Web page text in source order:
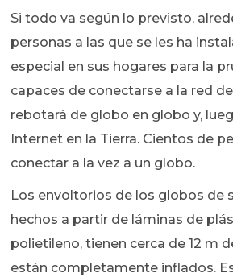
Si todo va según lo previsto,
personas a las que se les ha
especial en sus hogares para la
capaces de conectarse a la red
rebotará de globo en globo y,
Internet en la Tierra. Cientos de
conectar a la vez a un globo.
Los envoltorios de los globos de
hechos a partir de láminas de
polietileno, tienen cerca de 12 m
están completamente inflados.